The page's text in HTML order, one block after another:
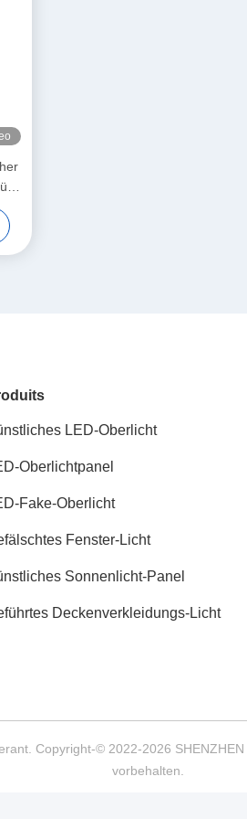
erlaubt dir
Umgebungen gezeigt werden, in denen